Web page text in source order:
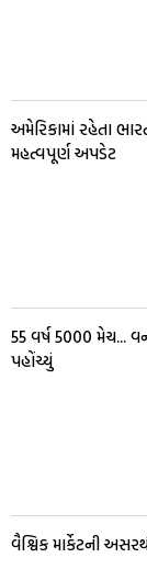
અમેરિકામાં રહેતા
મહત્વપૂર્ણ અપડેટ
55 વર્ષ 5000 મેચ...
પહોંચ્યું
વૈશ્વિક માર્કેટની